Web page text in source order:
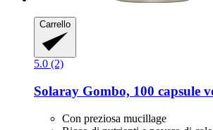
Carrello
5.0 (2)
Solaray Gombo, 100 capsule
Con preziosa mucillage